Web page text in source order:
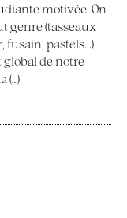
motivée. On
genre (tasseaux
fusain, pastels...),
global de notre
(…)